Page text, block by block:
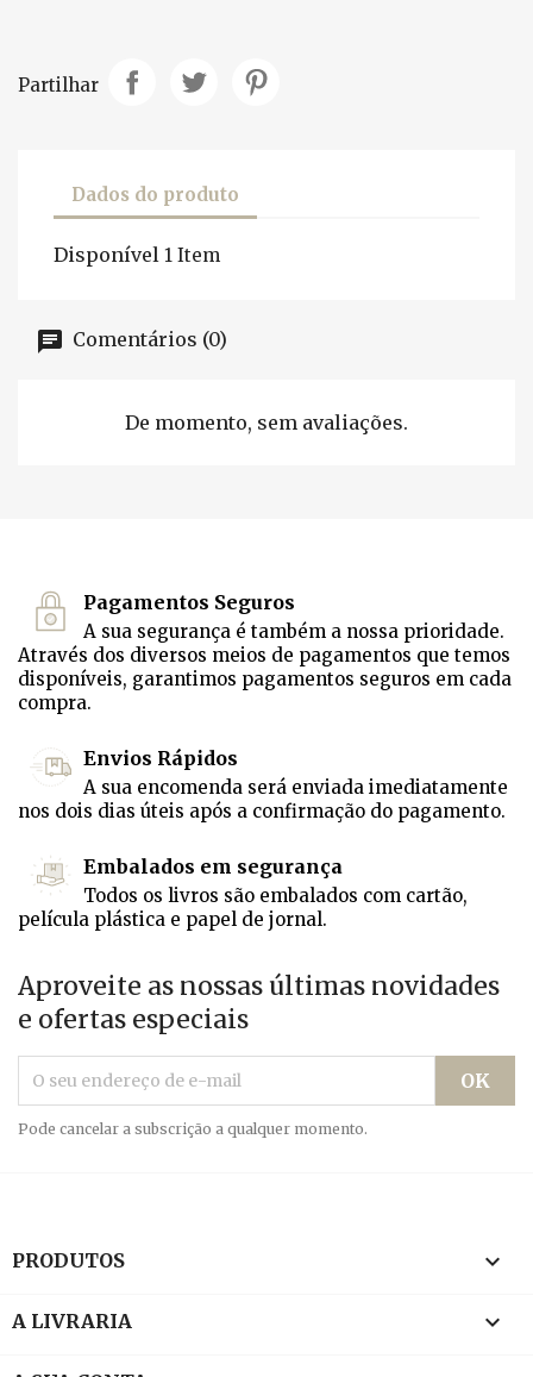
Partilhar
Dados do produto
Disponível 1 Item
Comentários (0)
De momento, sem avaliações.
Pagamentos Seguros
A sua segurança é também a nossa prioridade.
Através dos diversos meios de pagamentos que temos
disponíveis, garantimos pagamentos seguros em cada
compra.
Envios Rápidos
A sua encomenda será enviada imediatamente
nos dois dias úteis após a confirmação do pagamento.
Embalados em segurança
Todos os livros são embalados com cartão,
película plástica e papel de jornal.
Aproveite as nossas últimas novidades
e ofertas especiais
Pode cancelar a subscrição a qualquer momento.
PRODUTOS 
A LIVRARIA 